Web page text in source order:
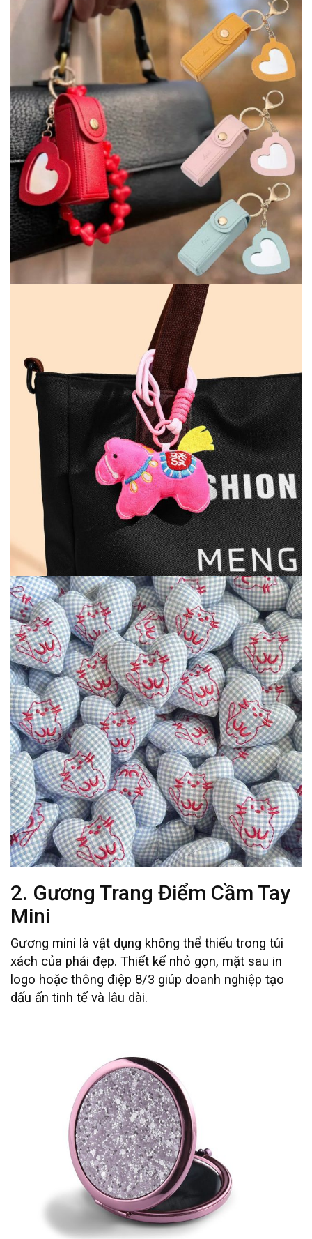
2. Gương Trang Điểm Cầm Tay
Mini
Gương mini là vật dụng không thể thiếu trong túi
xách của phái đẹp. Thiết kế nhỏ gọn, mặt sau in
logo hoặc thông điệp 8/3 giúp doanh nghiệp tạo
dấu ấn tinh tế và lâu dài.